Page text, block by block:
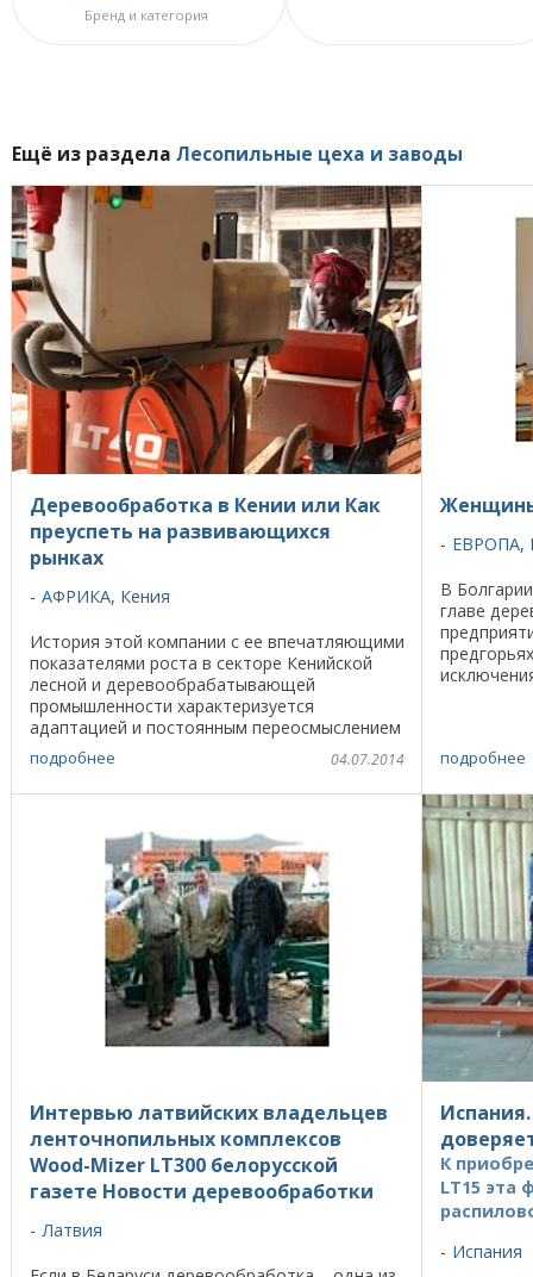
Бренд и категория
Ещё из раздела Лесопильные цеха и заводы
Деревообработка в Кении или Как
преуспеть на развивающихся
рынках
АФРИКА, Кения
История этой компании с ее впечатляющими
показателями роста в секторе Кенийской
лесной и деревообрабатывающей
промышленности характеризуется
адаптацией и постоянным переосмыслением
- важная тема для тех, кто желает
инвестировать в развивающиеся ...
подробнее 04.07.2014
ЕВРОПА,
В
главе
подробнее
Интервью латвийских владельцев
ленточнопильных комплексов
Wood-Mizer LT300 белорусской
газете Новости деревообработки
Латвия
К
LT15 эта
Испания